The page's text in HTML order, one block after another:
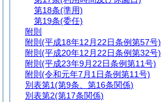
第18条(準用)
第19条(委任)
附則
附則 (平成18年12月22日条例第57号)
附則 (平成20年12月22日条例第32号)
附則 (平成23年9月22日条例第11号)
附則 (令和元年7月1日条例第11号)
別表第1(第9条、第16条関係)
別表第2(第17条関係)